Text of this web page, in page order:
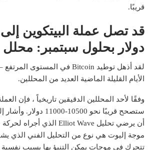
قريبًا.
دولار بحلول سبتمبر: محلل
الأيام القليلة الماضية العديد من المحللين.
وفقًا لأحد المحللين الدقيقين تاريخياً ، فإن
ستصحح قريبًا نحو 10500-
موجة إليوت هي نوع من التحليل الفني الذي
تتحرك في موجات يمكن التنبؤ بها بسبب نفسية